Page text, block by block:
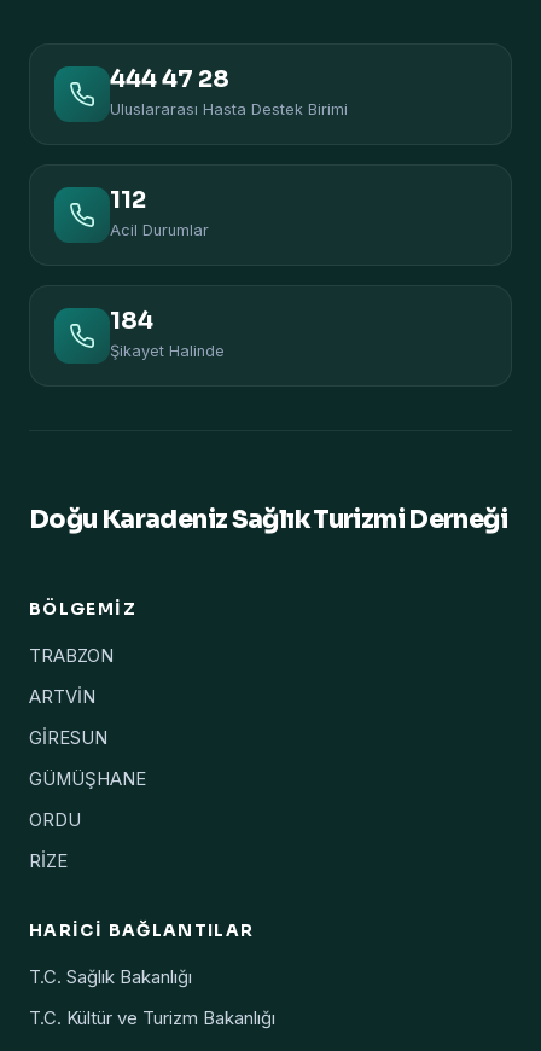
444 47 28
Uluslararası Hasta Destek Birimi
112
Acil Durumlar
184
Şikayet Halinde
Doğu Karadeniz Sağlık Turizmi Derneği
BÖLGEMIZ
TRABZON
ARTVİN
GİRESUN
GÜMÜŞHANE
ORDU
RİZE
HARICI BAĞLANTILAR
T.C. Sağlık Bakanlığı
T.C. Kültür ve Turizm Bakanlığı